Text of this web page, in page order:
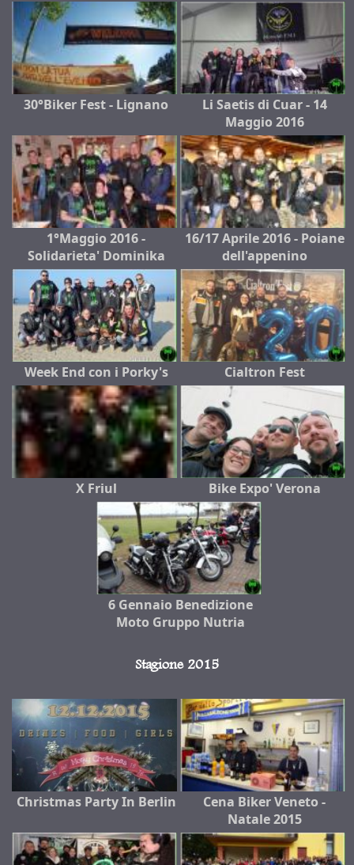
30°Biker Fest - Lignano
Li Saetis di Cuar - 14
Maggio 2016
1°Maggio 2016 -
Solidarieta' Dominika
16/17 Aprile 2016 - Poiane
dell'appenino
Week End con i Porky's Cialtron Fest
X Friul Bike Expo' Verona
6 Gennaio Benedizione
Moto Gruppo Nutria
Stagione 2015
Christmas Party In Berlin
Cena Biker Veneto -
Natale 2015